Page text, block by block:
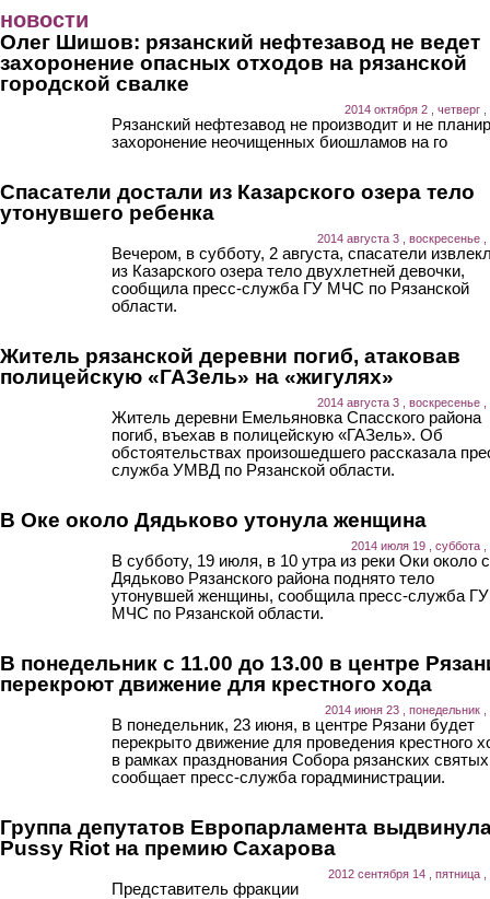
новости
Олег Шишов: рязанский нефтезавод не ведет
захоронение опасных отходов на рязанской
городской свалке
2014 октября 2 , четверг
Рязанский нефтезавод не производит и не
захоронение неочищенных биошламов на го
Спасатели достали из Казарского озера тело
утонувшего ребенка
2014 августа 3 , воскресенье ,
Вечером, в субботу, 2 августа, спасатели
из Казарского озера тело двухлетней девочки,
сообщила пресс-служба ГУ МЧС по Рязанской
области.
Житель рязанской деревни погиб, атаковав
полицейскую «ГАЗель» на «жигулях»
2014 августа 3 , воскресенье ,
Житель деревни Емельяновка Спасского района
погиб, въехав в полицейскую «ГАЗель». Об
обстоятельствах произошедшего рассказала
служба УМВД по Рязанской области.
В Оке около Дядьково утонула женщина
2014 июля 19 , суббота ,
В субботу, 19 июля, в 10 утра из реки Оки около
Дядьково Рязанского района поднято тело
утонувшей женщины, сообщила пресс-служба ГУ
МЧС по Рязанской области.
В понедельник с 11.00 до 13.00 в центре
перекроют движение для крестного хода
2014 июня 23 , понедельник ,
В понедельник, 23 июня, в центре Рязани будет
перекрыто движение для проведения крестного
в рамках празднования Собора рязанских
сообщает пресс-служба горадминистрации.
Группа депутатов Европарламента
Pussy Riot на премию Сахарова
2012 сентября 14 , пятница ,
Представитель фракции